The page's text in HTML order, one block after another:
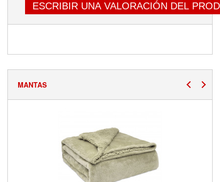
ESCRIBIR UNA VALORACIÓN DEL
MANTAS